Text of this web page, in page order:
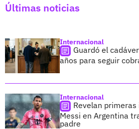
Últimas noticias
Internacional
Guardó el
años para seguir
Internacional
Revelan
Messi en Argentina
padre